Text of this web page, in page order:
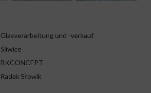
Glasverarbeitung und -verkauf
Śliwice
BKCONCEPT
Radek Słowik